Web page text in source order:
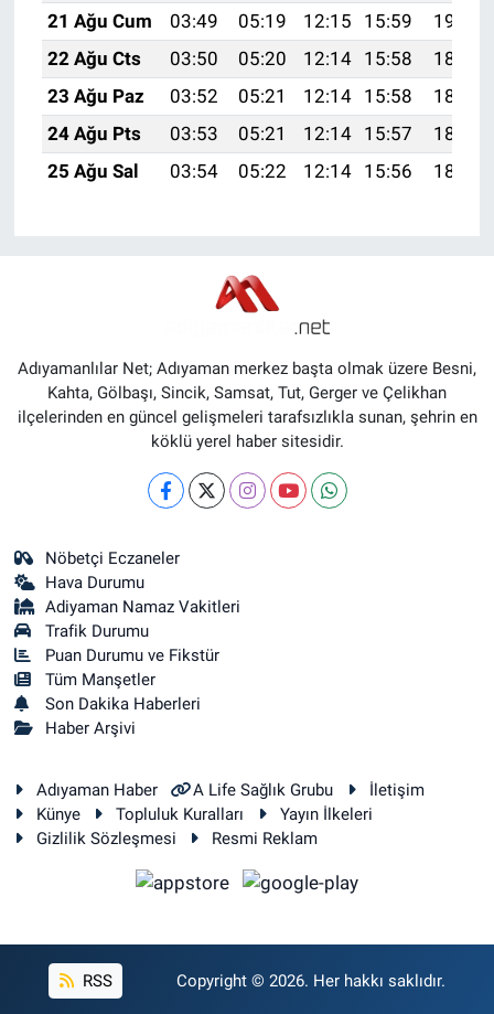
21 Ağu Cum
03:49 05:19 12:15 15:59
19:01
22 Ağu Cts
03:50 05:20 12:14 15:58
18:59
23 Ağu Paz
03:52 05:21 12:14 15:58
18:58
24 Ağu Pts
03:53 05:21 12:14 15:57
18:57
25 Ağu Sal
03:54 05:22 12:14 15:56 18:55
Adıyamanlılar Net; Adıyaman merkez başta olmak üzere Besni,
Kahta, Gölbaşı, Sincik, Samsat, Tut, Gerger ve Çelikhan
ilçelerinden en güncel gelişmeleri tarafsızlıkla sunan, şehrin en
köklü yerel haber sitesidir.
Nöbetçi Eczaneler
Hava Durumu
Adiyaman Namaz Vakitleri
Trafik Durumu
Puan Durumu ve Fikstür
Tüm Manşetler
Son Dakika Haberleri
Haber Arşivi
Adıyaman Haber A Life Sağlık Grubu
İletişim
Künye
Topluluk Kuralları
Yayın İlkeleri
Gizlilik Sözleşmesi
Resmi Reklam
RSS Copyright © 2026. Her hakkı saklıdır.